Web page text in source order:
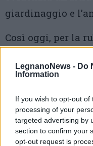
LegnanoNews - Do
Information
If you wish to opt-out
processing of your
targeted advertising by
section to confirm your
opt-out request is
giardinaggio e
Così oggi, per la
e di un ibisco in